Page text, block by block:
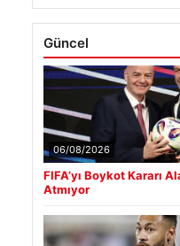
Güncel
06/08/2026
FIFA’yı Boykot Kararı
Atmıyor